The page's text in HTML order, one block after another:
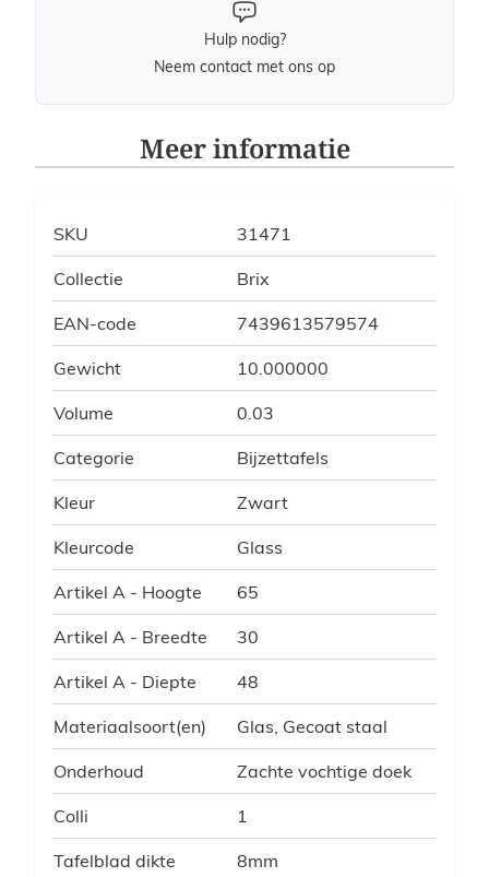
Hulp nodig?
Neem contact met ons op
Meer informatie
SKU 31471
Collectie Brix
EAN-code 7439613579574
Gewicht 10.000000
Volume 0.03
Categorie Bijzettafels
Kleur Zwart
Kleurcode Glass
Artikel A - Hoogte 65
Artikel A - Breedte 30
Artikel A - Diepte 48
Materiaalsoort(en) Glas, Gecoat staal
Onderhoud Zachte vochtige doek
Colli 1
Tafelblad dikte 8mm